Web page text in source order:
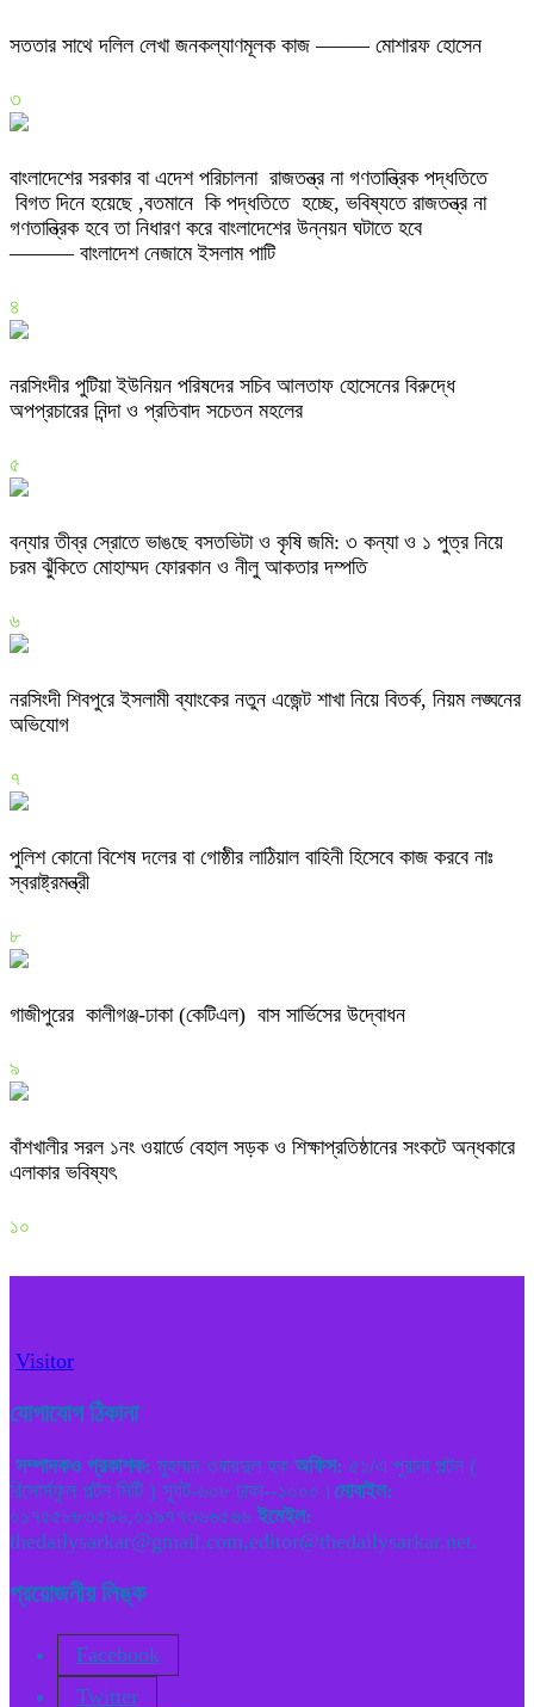
সততার সাথে দলিল লেখা জনকল্যাণমূলক কাজ ——– মোশারফ হোসেন
৩
বাংলাদেশের সরকার বা এদেশ পরিচালনা রাজতন্ত্র না গণতান্ত্রিক পদ্ধতিতে
বিগত দিনে হয়েছে ,বতমানে কি পদ্ধতিতে হচ্ছে, ভবিষ্যতে রাজতন্ত্র না
গণতান্ত্রিক হবে তা নিধারণ করে বাংলাদেশের উন্নয়ন ঘটাতে হবে
——— বাংলাদেশ নেজামে ইসলাম পাটি
৪
নরসিংদীর পুটিয়া ইউনিয়ন পরিষদের সচিব আলতাফ হোসেনের বিরুদ্ধে
অপপ্রচারের নিন্দা ও প্রতিবাদ সচেতন মহলের
৫
বন্যার তীব্র স্রোতে ভাঙছে বসতভিটা ও কৃষি জমি: ৩ কন্যা ও ১ পুত্র নিয়ে
চরম ঝুঁকিতে মোহাম্মদ ফোরকান ও নীলু আকতার দম্পতি
৬
নরসিংদী শিবপুরে ইসলামী ব্যাংকের নতুন এজেন্ট শাখা নিয়ে বিতর্ক, নিয়ম লঙ্ঘনের
অভিযোগ
৭
পুলিশ কোনো বিশেষ দলের বা গোষ্ঠীর লাঠিয়াল বাহিনী হিসেবে কাজ করবে নাঃ
স্বরাষ্ট্রমন্ত্রী
৮
গাজীপুরের কালীগঞ্জ-ঢাকা (কেটিএল) বাস সার্ভিসের উদ্বোধন
৯
বাঁশখালীর সরল ১নং ওয়ার্ডে বেহাল সড়ক ও শিক্ষাপ্রতিষ্ঠানের সংকটে অন্ধকারে
এলাকার ভবিষ্যৎ
১০
Visitor
যোগাযোগ ঠিকানা
সম্পাদকও প্রকাশক: মুহম্মদ ওবায়দুল হক অফিস: ৫১/এ পুরানা পল্টন (
রিসোর্সফুল পল্টন সিটি ) স্যুট-৬০৮ ঢাকা--১০০০। মোবাইল:
০১৭৫৫৮৮৩৫৯৬,০১৯৭৭৩৬৬৫৬৬ ইমেইল:
thedailysarkar@gmail.com,editor@thedailysarkar.net.
প্রয়োজনীয় লিঙ্ক
Facebook
Twitter